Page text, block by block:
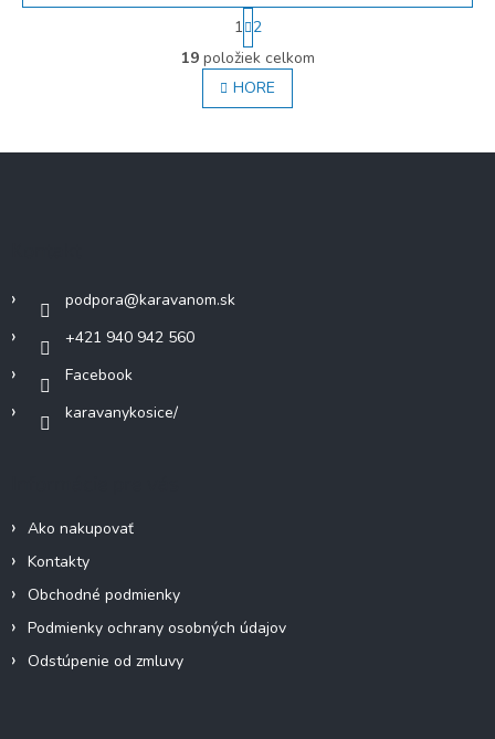
O
v
l
á
a
S
t
r
á
n
k
v
1 2
19položiek celkom
HORE
podpora@karavanom.sk
+421 940 942 560
Facebook
karavanykosice/
Ako nakupovať
Kontakty
Obchodné podmienky
Podmienky ochrany osobných údajov
Odstúpenie od zmluvy